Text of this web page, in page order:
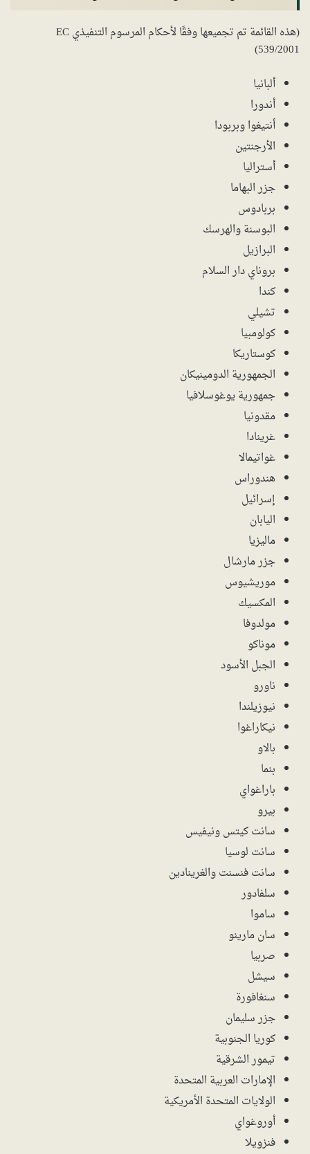
(هذه القائمة تم تجميعها وفقًا لأحكام المرسوم التنفيذي EC
539/2001)
ألبانيا
أندورا
أنتيغوا وبربودا
الأرجنتين
أستراليا
جزر البهاما
بربادوس
البوسنة والهرسك
البرازيل
بروناي دار السلام
كندا
تشيلي
كولومبيا
كوستاريكا
الجمهورية الدومينيكان
جمهورية يوغوسلافيا
مقدونيا
غرينادا
غواتيمالا
هندوراس
إسرائيل
اليابان
ماليزيا
جزر مارشال
موريشيوس
المكسيك
مولدوفا
موناكو
الجبل الأسود
ناورو
نيوزيلندا
نيكاراغوا
بالاو
بنما
باراغواي
بيرو
سانت كيتس ونيفيس
سانت لوسيا
سانت فنسنت والغرينادين
سلفادور
ساموا
سان مارينو
صربيا
سيشل
سنغافورة
جزر سليمان
كوريا الجنوبية
تيمور الشرقية
الإمارات العربية المتحدة
الولايات المتحدة الأمريكية
أوروغواي
فنزويلا